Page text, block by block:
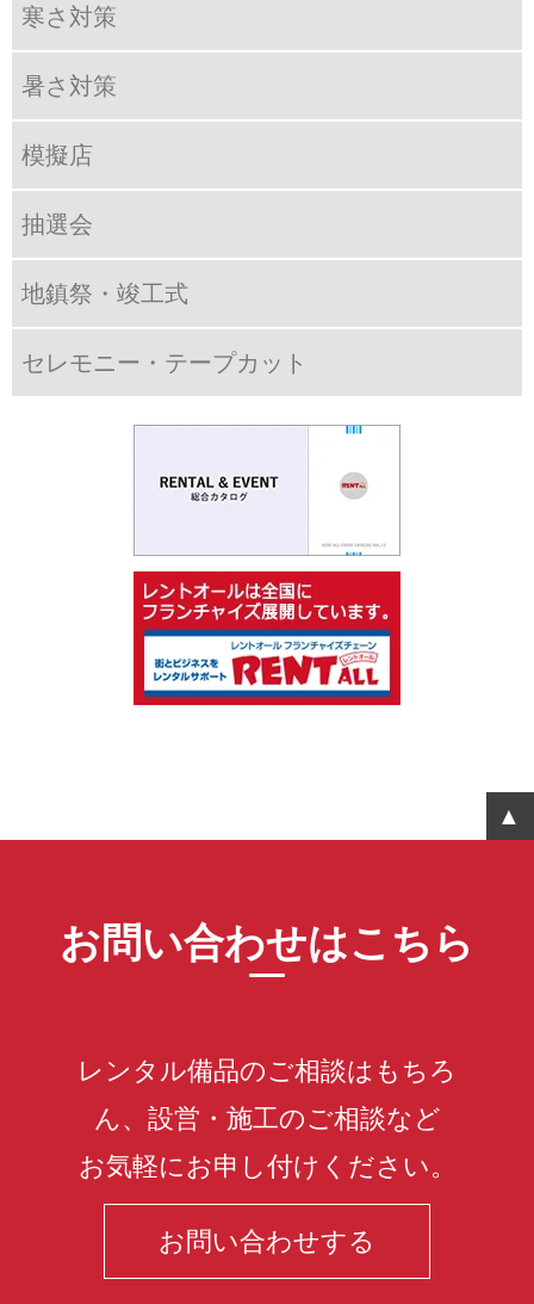
寒さ対策
暑さ対策
模擬店
抽選会
地鎮祭・竣工式
セレモニー・テープカット
お問い合わせはこちら
レンタル備品のご相談はもちろ
ん、設営・施工のご相談など
お気軽にお申し付けください。
お問い合わせする